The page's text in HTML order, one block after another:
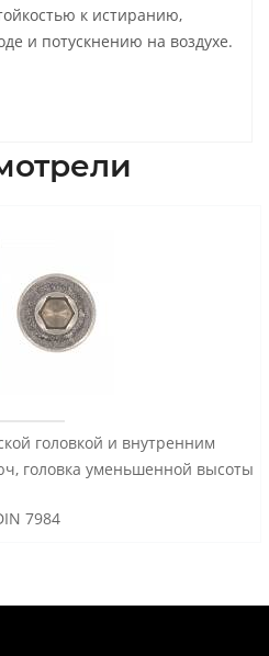
к истиранию,
и потускнению на воздухе.
головкой и внутренним
головка уменьшенной высоты
7984